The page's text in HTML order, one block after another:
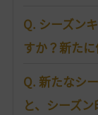
Q. シーズン
すか？新た
Q. 新たなシ
と、シーズ